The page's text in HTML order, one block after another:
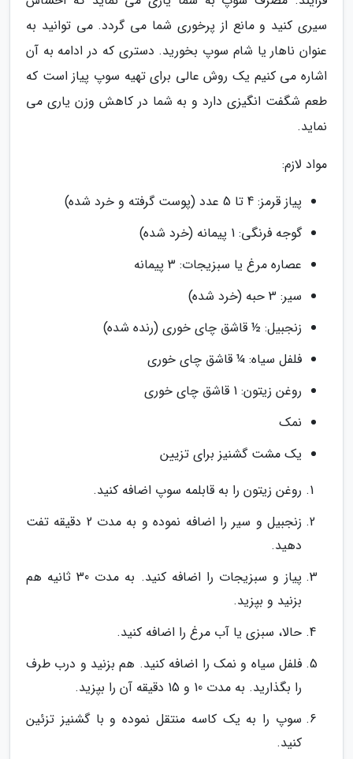
سیری کنید و مانع از پرخوری شما می گردد. می توانید به
عنوان ناهار یا شام سوپ بخورید. دستری که در ادامه به آن
اشاره می کنیم یک روش عالی برای تهیه سوپ پیاز است که
طعم شگفت انگیزی دارد و به شما در کاهش وزن یاری می
نماید.
مواد لازم:
پیاز قرمز: 4 تا 5 عدد (پوست گرفته و خرد شده)
گوجه فرنگی: 1 پیمانه (خرد شده)
عصاره مرغ یا سبزیجات: 3 پیمانه
سیر: 3 حبه (خرد شده)
زنجبیل: ½ قاشق چای خوری (رنده شده)
فلفل سیاه: ¼ قاشق چای خوری
روغن زیتون: 1 قاشق چای خوری
نمک
یک مشت گشنیز برای تزیین
روغن زیتون را به قابلمه سوپ اضافه کنید.
زنجبیل و سیر را اضافه نموده و به مدت 2 دقیقه تفت
دهید.
پیاز و سبزیجات را اضافه کنید. به مدت 30 ثانیه هم
بزنید و بپزید.
حالا، سبزی یا آب مرغ را اضافه کنید.
فلفل سیاه و نمک را اضافه کنید. هم بزنید و درب طرف
را بگذارید. به مدت 10 و 15 دقیقه آن را بپزید.
سوپ را به یک کاسه منتقل نموده و با گشنیز تزئین
کنید.